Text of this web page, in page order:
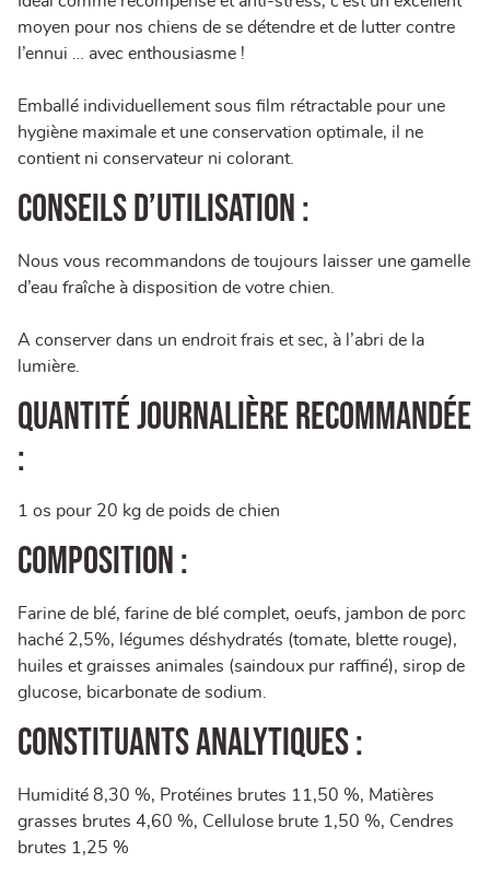
moyen pour nos chiens de se détendre et de lutter contre
l’ennui … avec enthousiasme !
Emballé individuellement sous film rétractable pour une
hygiène maximale et une conservation optimale, il ne
contient ni conservateur ni colorant.
CONSEILS D’UTILISATION :
Nous vous recommandons de toujours laisser une gamelle
d’eau fraîche à disposition de votre chien.
A conserver dans un endroit frais et sec, à l’abri de la
lumière.
QUANTITÉ JOURNALIÈRE RECOMMANDÉE
:
1 os pour 20 kg de poids de chien
Composition :
Farine de blé, farine de blé complet, oeufs, jambon de porc
haché 2,5%, légumes déshydratés (tomate, blette rouge),
huiles et graisses animales (saindoux pur raffiné), sirop de
glucose, bicarbonate de sodium.
Constituants analytiques :
Humidité 8,30 %, Protéines brutes 11,50 %, Matières
grasses brutes 4,60 %, Cellulose brute 1,50 %, Cendres
brutes 1,25 %